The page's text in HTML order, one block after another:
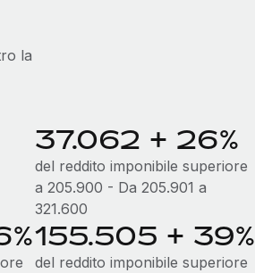
la
37.062 + 26%
del reddito imponibile superiore
a 205.900 - Da 205.901 a
321.600
155.505 + 39%
del reddito imponibile superiore